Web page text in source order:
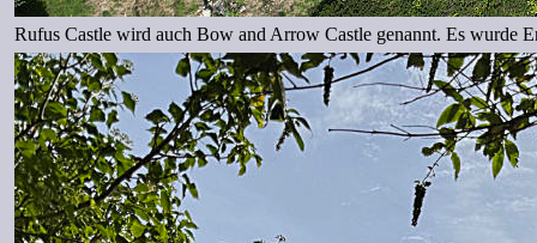
Rufus Castle wird auch Bow and Arrow Castle genannt. Es wurde